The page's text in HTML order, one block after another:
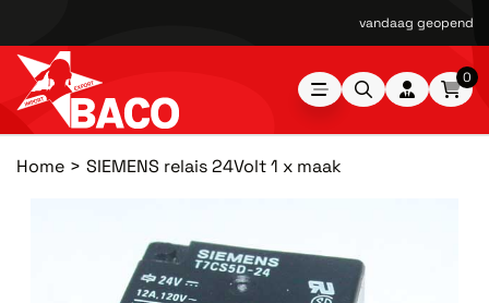
vandaag geopend
0
Home SIEMENS relais 24Volt 1 x maak